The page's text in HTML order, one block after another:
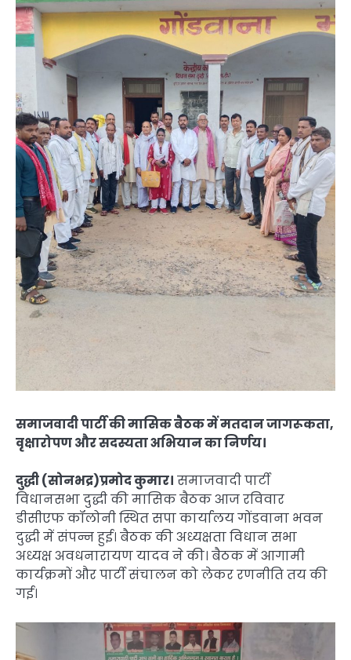
समाजवादी पार्टी की मासिक बैठक में मतदान जागरूकता,
वृक्षारोपण और सदस्यता अभियान का निर्णय।
दुद्धी (सोनभद्र)प्रमोद कुमार। समाजवादी पार्टी
विधानसभा दुद्धी की मासिक बैठक आज रविवार
डीसीएफ कॉलोनी स्थित सपा कार्यालय गोंडवाना भवन
दुद्धी में संपन्न हुई। बैठक की अध्यक्षता विधान सभा
अध्यक्ष अवधनारायण यादव ने की। बैठक में आगामी
कार्यक्रमों और पार्टी संचालन को लेकर रणनीति तय की
गई।